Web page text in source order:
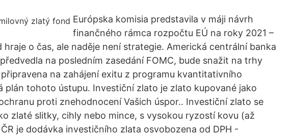
Európska komisia predstavila v máji návrh
finančného rámca rozpočtu EÚ na roky 2021 –
hraje o čas, ale naděje není strategie. Americká centrální banka
na posledním zasedání FOMC, bude snažit na trhy
na zahájení exitu z programu kvantitativního
plán tohoto ústupu. Investiční zlato je zlato kupované jako
proti znehodnocení Vašich úspor.. Investiční zlato se
zlaté slitky, cihly nebo mince, s vysokou ryzostí kovu (až
je dodávka investičního zlata osvobozena od DPH -